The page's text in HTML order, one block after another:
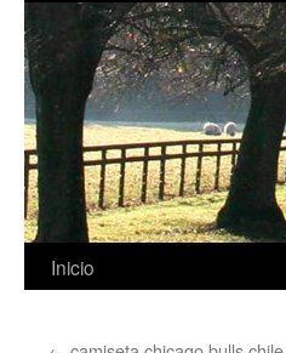
Saltar
Inicio